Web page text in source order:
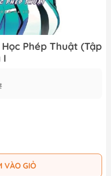
Phép Thuật (Tập
I
VÀO GIỎ